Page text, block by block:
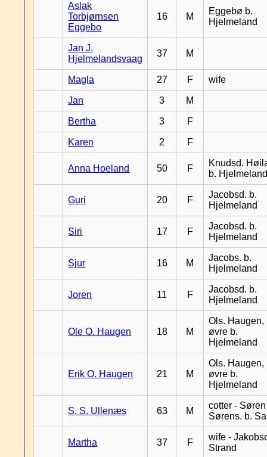
Aslak
Torbjørnsen
Eggebo
16 M
Eggebø b.
Hjelmeland
Jan J.
Hjelmelandsvaag
37 M
Magla 27 F wife
Jan 3 M
Bertha 3 F
Karen 2 F
Anna Hoeland 50 F
Knudsd.
b.
Guri 20 F
Jacobsd. b.
Hjelmeland
Siri 17 F
Jacobsd. b.
Hjelmeland
Sjur 16 M
Jacobs. b.
Hjelmeland
Joren 11 F
Jacobsd. b.
Hjelmeland
Ole O. Haugen 18 M
Ols. Haugen,
øvre b.
Hjelmeland
Erik O. Haugen 21 M
Ols. Haugen,
øvre b.
Hjelmeland
S. S. Ullenæs 63 M
cotter - Søren
Sørens. b.
Martha 37 F
wife -
Strand